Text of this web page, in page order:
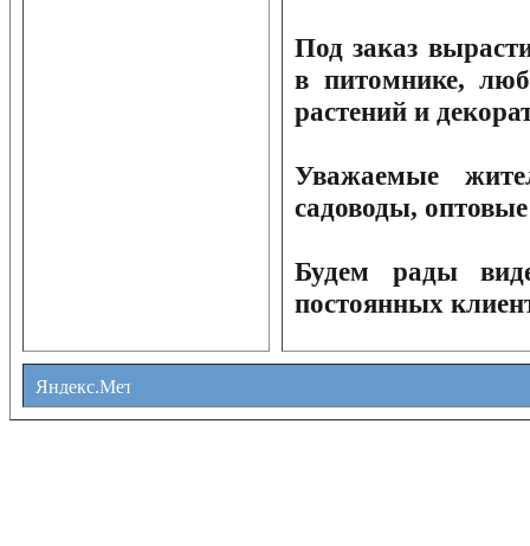
Под заказ
в питомнике,
растений и
Уважаемые
садоводы,
Будем рады
постоянных